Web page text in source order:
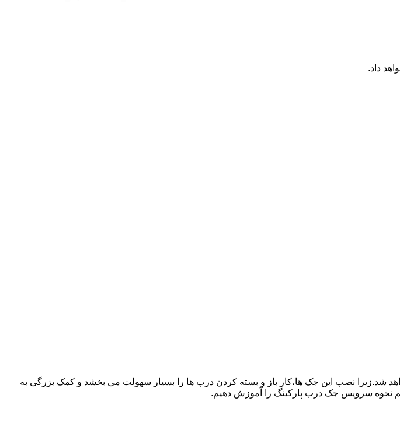
داد.
شد.زیرا نصب این جک ها،کار باز و بسته کردن درب ها را بسیار سهولت می بخشد و کمک بزرگی به
نحوه سرویس جک درب پارکینگ را آموزش دهیم.